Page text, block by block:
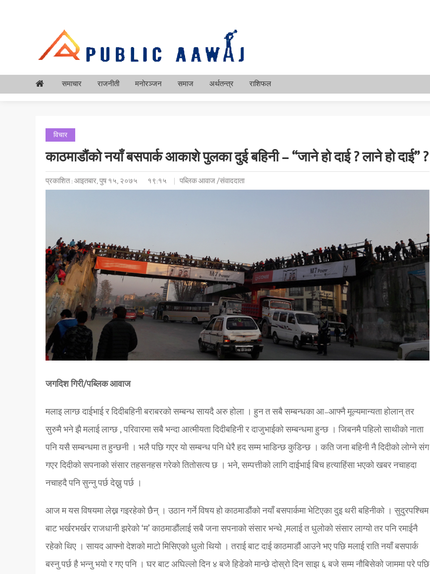
समाचार राजनीती मनोरञ्जन समाज अर्थतन्त्र राशिफल
विचार
काठमाडौंको नयाँ बसपार्क आकाशे पुलका दुई बहिनी – “जाने हो दाई ? लाने हो दाई” ?
प्रकाशित : आइतबार, पुष १५, २०७५ १९:१५ पब्लिक आवाज /संवाददाता
जगदिश गिरी/पब्लिक आवाज
मलाइ लाग्छ दाईभाई र दिदीबहिनी बराबरको सम्बन्ध सायदै अरु होला । हुन त सबै सम्बन्धका आ–आफ्नै मूल्यमान्यता होलान् तर
सुरुमै भने झै मलाई लाग्छ , परिवारमा सबै भन्दा आत्मीयता दिदीबहिनी र दाजुभाईको सम्बन्धमा हुन्छ । जिबनमै पहिलो साथीको नाता
पनि यसै सम्बन्धमा त हुन्छनी । भलै पछि गएर यो सम्बन्ध पनि धेरै हद सम्म भाडिन्छ कुडिन्छ । कति जना बहिनी नै दिदीको लोग्ने संग
गएर दिदीको सपनाको संसार तहसनहस गरेको तितोसत्य छ । भने, सम्पत्तीको लागि दाईभाई बिच हत्याहिंसा भएको खबर नचाहदा
नचाहदै पनि सुन्नु पर्छ देख्नु पर्छ ।
आज म यस विषयमा लेख्न गइरहेको छैन् । उठान गर्ने विषय हो काठमाडौंको नयाँ बसपार्कमा भेटिएका दुइ थरी बहिनीको । सुदुरपश्चिम
बाट भर्खरभर्खर राजधानी झरेको ‘म’ काठमाडौंलाई सबै जना सपनाको संसार भन्थे ,मलाई त धुलोको संसार लाग्यो तर पनि रमाईनै
रहेको थिए । सायद आफ्नो देशको माटो मिसिएको धुलो थियो । तराई बाट दाई काठमाडौं आउने भए पछि मलाई राति नयाँ बसपार्क
बस्नु पर्छ है भन्नु भयो र गए पनि । घर बाट अघिल्लो दिन ४ बजे हिडेको मान्छे दोस्रो दिन साझ ६ बजे सम्म नौबिसेको जाममा परे पछि